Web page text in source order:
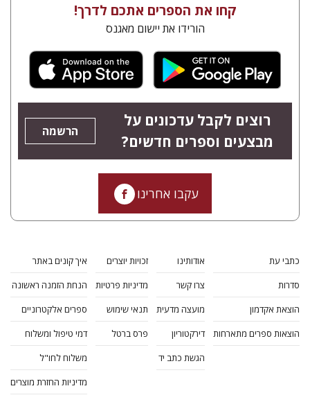
קחו את הספרים אתכם לדרך!
הורידו את יישום מאגנס
רוצים לקבל עדכונים על
מבצעים וספרים חדשים?
הרשמה
עקבו אחרינו
כתבי עת
סדרות
הוצאת אקדמון
הוצאות ספרים מתארחות
אודותינו
צרו קשר
מועצה מדעית
דירקטוריון
הגשת כתב יד
זכויות יוצרים
מדיניות פרטיות
תנאי שימוש
פרס ברטל
איך קונים באתר
הנחת הזמנה ראשונה
ספרים אלקטרוניים
דמי טיפול ומשלוח
משלוח לחו"ל
מדיניות החזרת מוצרים